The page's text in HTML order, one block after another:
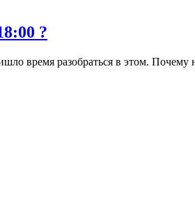
?
время разобраться в этом. Почему